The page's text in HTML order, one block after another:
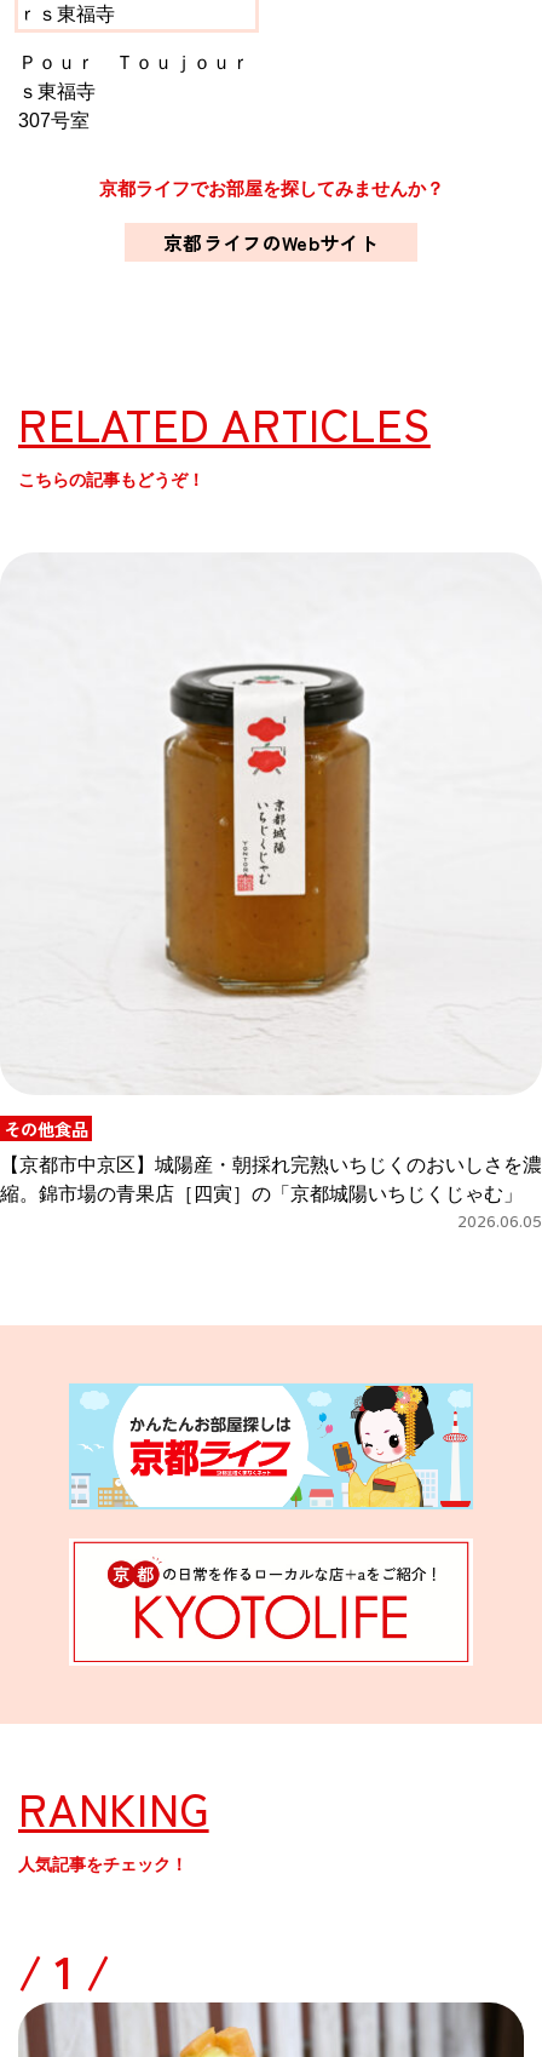
Ｐｏｕｒ Ｔｏｕｊｏｕｒ
ｓ東福寺
307号室
京都ライフでお部屋を探してみませんか？
京都ライフのWebサイト
RELATED ARTICLES
こちらの記事もどうぞ！
その他食品
【京都市中京区】城陽産・朝採れ完熟いちじくのおいしさを濃
縮。錦市場の青果店［四寅］の「京都城陽いちじくじゃむ」
2026.06.05
RANKING
人気記事をチェック！
/